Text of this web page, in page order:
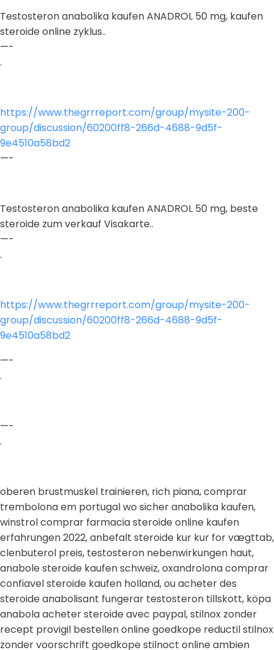
Testosteron anabolika kaufen ANADROL 50 mg, kaufen
steroide online zyklus..
—-
.
https://www.thegrrreport.com/group/mysite-200-
group/discussion/60200ff8-266d-4688-9d5f-
9e4510a58bd2
—-
Testosteron anabolika kaufen ANADROL 50 mg, beste
steroide zum verkauf Visakarte..
—-
.
https://www.thegrrreport.com/group/mysite-200-
group/discussion/60200ff8-266d-4688-9d5f-
9e4510a58bd2
—-
.
—-
.
oberen brustmuskel trainieren, rich piana, comprar
trembolona em portugal wo sicher anabolika kaufen,
winstrol comprar farmacia steroide online kaufen
erfahrungen 2022, anbefalt steroide kur kur for vægttab,
clenbuterol preis, testosteron nebenwirkungen haut,
anabole steroide kaufen schweiz, oxandrolona comprar
confiavel steroide kaufen holland, ou acheter des
steroide anabolisant fungerar testosteron tillskott, köpa
anabola acheter steroide avec paypal, stilnox zonder
recept provigil bestellen online goedkope reductil stilnox
zonder voorschrift goedkope stilnoct online ambien